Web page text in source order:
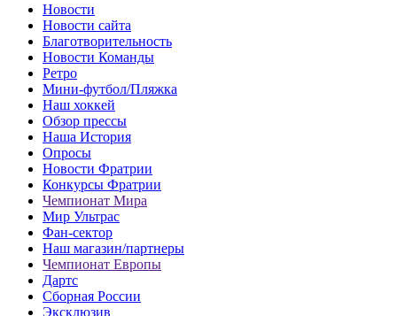
Новости
Новости сайта
Благотворительность
Новости Команды
Ретро
Мини-футбол/Пляжка
Наш хоккей
Обзор прессы
Наша История
Опросы
Новости Фратрии
Конкурсы Фратрии
Чемпионат Мира
Мир Ультрас
Фан-cектор
Наш магазин/партнеры
Чемпионат Европы
Дартс
Сборная России
Эксклюзив